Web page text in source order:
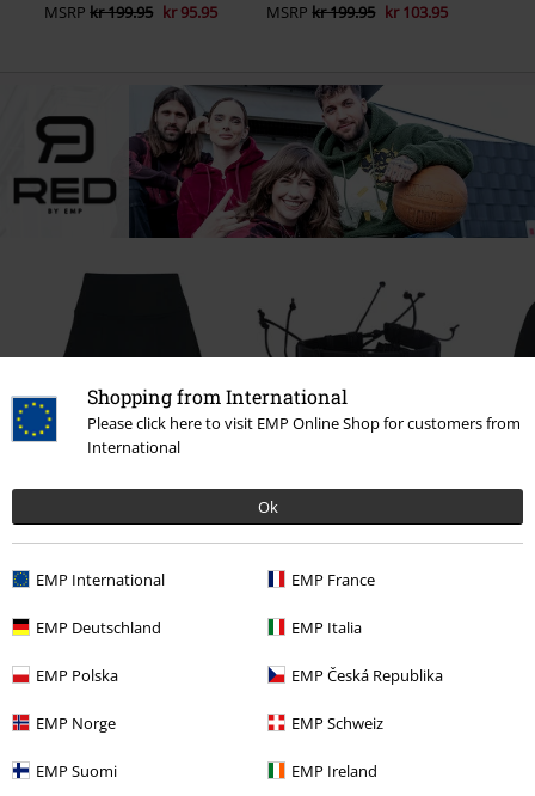
Shopping from International
Please click here to visit EMP Online Shop for customers from
International
Ok
EMP International EMP France
EMP Deutschland EMP Italia
EMP Polska EMP Česká Republika
EMP Norge EMP Schweiz
EMP Suomi EMP Ireland
MSRP kr 199.95 kr 95.95 MSRP kr 199.95 kr 103.95
MSRP
Fortæl os din mening om denne vare "Basic".
Skriv anmeldelse